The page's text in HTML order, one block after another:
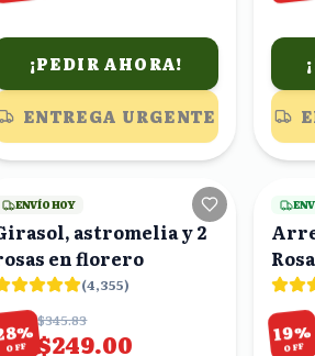
¡PEDIR AHORA!
ENTREGA URGENTE
18viendo
ENVÍO HOY
astromelia y 2
en florero
(4,355)
%
OFF
$345.83
$249.00
Rosa
19%
OFF